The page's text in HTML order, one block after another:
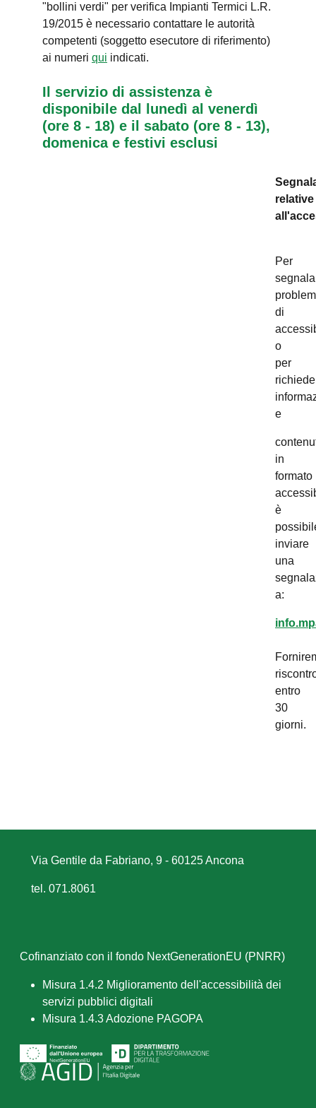
"bollini verdi" per verifica Impianti Termici L.R.
19/2015 è necessario contattare le autorità
competenti (soggetto esecutore di riferimento)
ai numeri qui indicati.
Il servizio di assistenza è
disponibile dal lunedì al venerdì
(ore 8 - 18) e il sabato (ore 8 - 13),
domenica e festivi esclusi
relative
Per
di
o
per
e
in
formato
è
inviare
una
a:
entro
30
giorni.
Via Gentile da Fabriano, 9 - 60125 Ancona
tel. 071.8061
Cofinanziato con il fondo NextGenerationEU (PNRR)
Misura 1.4.2 Miglioramento dell'accessibilità dei
servizi pubblici digitali
Misura 1.4.3 Adozione PAGOPA